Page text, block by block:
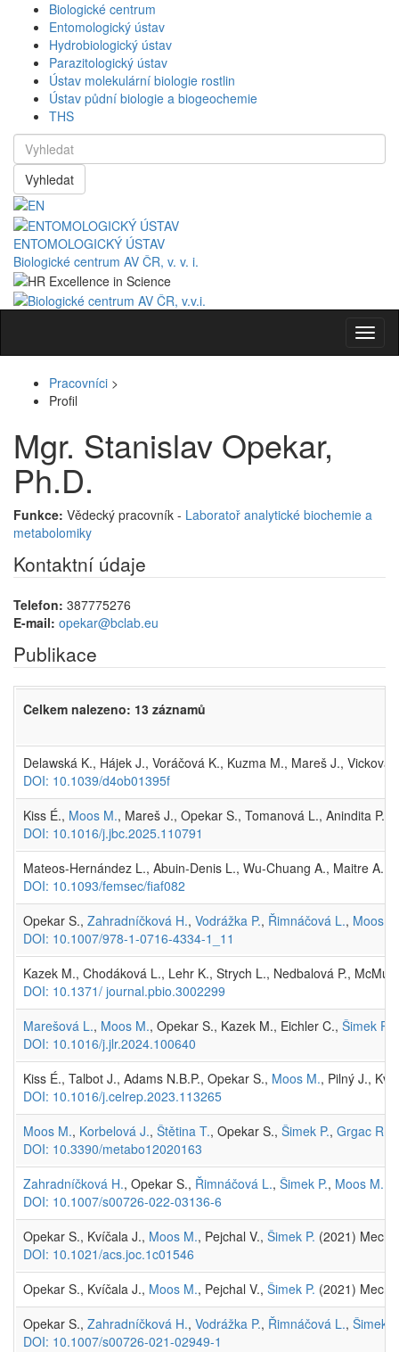
Biologické centrum
Entomologický ústav
Hydrobiologický ústav
Parazitologický ústav
Ústav molekulární biologie rostlin
Ústav půdní biologie a biogeochemie
THS
Vyhledat
ENTOMOLOGICKÝ ÚSTAV
Biologické centrum AV ČR, v. v. i.
Pracovníci >
Profil
Mgr. Stanislav Opekar,
Ph.D.
Funkce: Vědecký pracovník - Laboratoř analytické biochemie a
metabolomiky
Kontaktní údaje
Telefon: 387775276
E-mail: opekar@bclab.eu
Publikace
Celkem nalezeno: 13 záznamů
Delawská K., Hájek J., Voráčová K., Kuzma M., Mareš J.,
DOI: 10.1039/d4ob01395f
Kiss É., Moos M., Mareš J., Opekar S., Tomanová L., Anindita
DOI: 10.1016/j.jbc.2025.110791
Mateos-Hernández L., Abuin-Denis L., Wu-Chuang A., Maitre
DOI: 10.1093/femsec/fiaf082
Opekar S., Zahradníčková H., Vodrážka P., Řimnáčová L., Moos
DOI: 10.1007/978-1-0716-4334-1_11
Kazek M., Chodáková L., Lehr K., Strych L., Nedbalová P.,
DOI: 10.1371/ journal.pbio.3002299
Marešová L., Moos M., Opekar S., Kazek M., Eichler C., Šimek P.
DOI: 10.1016/j.jlr.2024.100640
Kiss É., Talbot J., Adams N.B.P., Opekar S., Moos M., Pilný J.,
DOI: 10.1016/j.celrep.2023.113265
Moos M., Korbelová J., Štětina T., Opekar S., Šimek P., Grgac R.
DOI: 10.3390/metabo12020163
Zahradníčková H., Opekar S., Řimnáčová L., Šimek P., Moos M.
DOI: 10.1007/s00726-022-03136-6
Opekar S., Kvíčala J., Moos M., Pejchal V., Šimek P. (2021)
DOI: 10.1021/acs.joc.1c01546
Opekar S., Kvíčala J., Moos M., Pejchal V., Šimek P. (2021)
Opekar S., Zahradníčková H., Vodrážka P., Řimnáčová L., Šimek
DOI: 10.1007/s00726-021-02949-1